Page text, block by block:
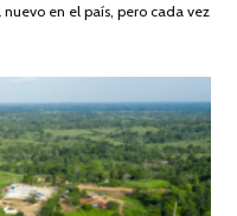
en el país, pero cada vez